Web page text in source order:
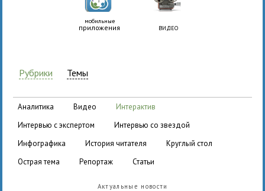
мобильные
приложения ВИДЕО
Рубрики Темы
аналитика видео
интерактив
интервью с экспертом
интервью со звездой
инфографика
история читателя
круглый стол
острая тема
репортаж статьи
Актуальные новости